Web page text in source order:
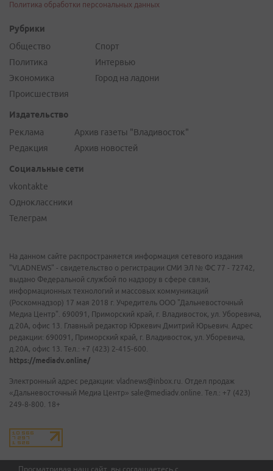
Просматривая наш сайт, вы соглашаетесь с
Политика обработки персональных данных
Рубрики
Общество
Политика
Экономика
Происшествия
Спорт
Интервью
Город на ладони
Издательство
Реклама
Редакция
Архив газеты "Владивосток"
Архив новостей
Социальные сети
vkontakte
Одноклассники
Телеграм
На данном сайте распространяется информация сетевого издания
"VLADNEWS" - свидетельство о регистрации СМИ ЭЛ № ФС 77 - 72742,
выдано Федеральной службой по надзору в сфере связи,
информационных технологий и массовых коммуникаций
(Роскомнадзор) 17 мая 2018 г. Учредитель ООО "Дальневосточный
Медиа Центр". 690091, Приморский край, г. Владивосток, ул. Уборевича,
д.20А, офис 13. Главный редактор Юркевич Дмитрий Юрьевич. Адрес
редакции: 690091, Приморский край, г. Владивосток, ул. Уборевича,
д.20А, офис 13. Тел.: +7 (423) 2-415-600.
https://mediadv.online/
Электронный адрес редакции: vladnews@inbox.ru. Отдел продаж
«Дальневосточный Медиа Центр» sale@mediadv.online. Тел.: +7 (423)
249-8-800. 18+